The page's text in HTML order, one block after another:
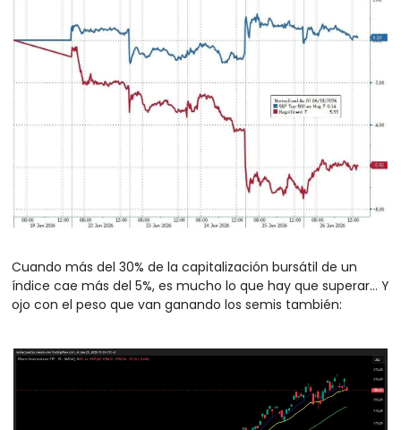
Cuando más del 30% de la capitalización bursátil de un
índice cae más del 5%, es mucho lo que hay que superar… Y
ojo con el peso que van ganando los semis también: